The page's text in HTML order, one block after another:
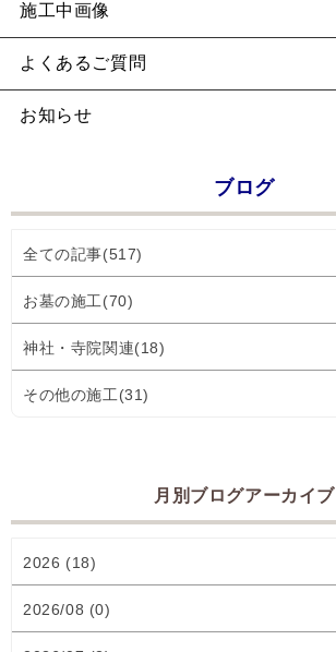
施工中画像
よくあるご質問
お知らせ
ブログ
全ての記事(517)
お墓の施工(70)
神社・寺院関連(18)
その他の施工(31)
月別ブログアーカイブ
2026 (18)
2026/08 (0)